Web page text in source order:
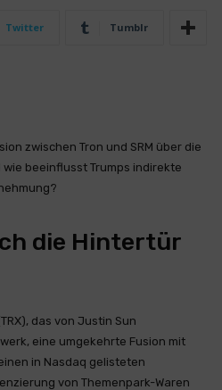
Twitter Tumblr
zwischen Tron und SRM über die
beeinflusst Trumps indirekte
die Hintertür
das von Justin Sun
eine umgekehrte Fusion mit
in Nasdaq gelisteten
von Themenpark-Waren